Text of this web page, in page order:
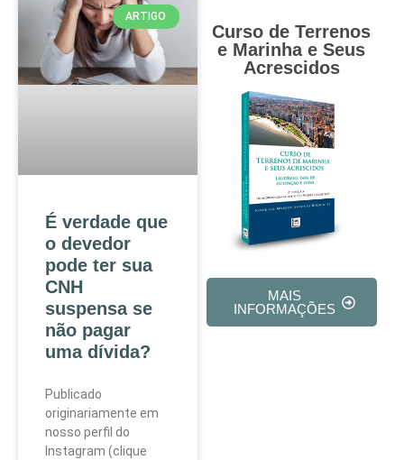
ARTIGO
É verdade que
o devedor
pode ter sua
CNH
suspensa se
não pagar
uma dívida?
Publicado
originariamente em
nosso perfil do
Instagram (clique
Curso de Terrenos
e Marinha e Seus
Acrescidos
MAIS
INFORMAÇÕES